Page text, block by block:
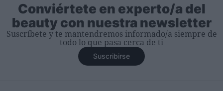
Conviértete en experto/a del
beauty con nuestra newsletter
Suscríbete y te mantendremos informado/a siempre de
todo lo que pasa cerca de ti
Suscribirse